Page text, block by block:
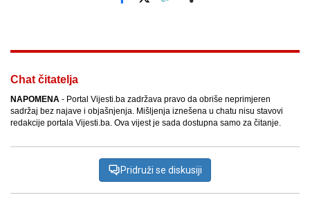
Chat čitatelja
NAPOMENA - Portal Vijesti.ba zadržava pravo da obriše neprimjeren
sadržaj bez najave i objašnjenja. Mišljenja iznešena u chatu nisu stavovi
redakcije portala Vijesti.ba. Ova vijest je sada dostupna samo za čitanje.
Pridruži se diskusiji